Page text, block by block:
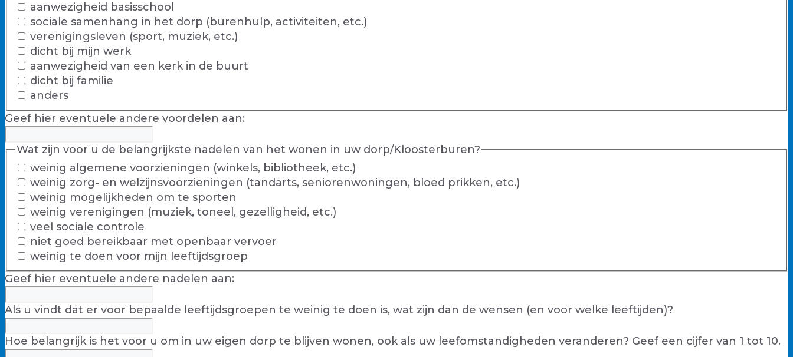
aanwezigheid basisschool
sociale samenhang in het dorp (burenhulp, activiteiten, etc.)
verenigingsleven (sport, muziek, etc.)
dicht bij mijn werk
aanwezigheid van een kerk in de buurt
dicht bij familie
anders
Geef hier eventuele andere voordelen aan:
Wat zijn voor u de belangrijkste nadelen van het wonen in uw dorp/Kloosterburen?
weinig algemene voorzieningen (winkels, bibliotheek, etc.)
weinig zorg- en welzijnsvoorzieningen (tandarts, seniorenwoningen, bloed prikken, etc.)
weinig mogelijkheden om te sporten
weinig verenigingen (muziek, toneel, gezelligheid, etc.)
veel sociale controle
niet goed bereikbaar met openbaar vervoer
weinig te doen voor mijn leeftijdsgroep
Geef hier eventuele andere nadelen aan:
Als u vindt dat er voor bepaalde leeftijdsgroepen te weinig te doen is, wat zijn dan de wensen (en voor welke leeftijden)?
Hoe belangrijk is het voor u om in uw eigen dorp te blijven wonen, ook als uw leefomstandigheden veranderen? Geef een cijfer van 1 tot 10.